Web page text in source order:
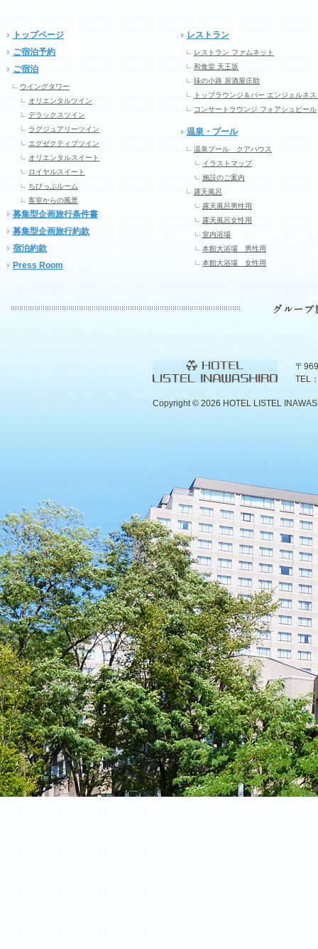
トップページ
ご宿泊予約
ご宿泊
ウイングタワー
オリエンタルツイン
デラックスツイン
ラグジュアリーツイン
エグゼクティブツイン
オリエンタルスイート
ロイヤルスイート
ちびっぷルーム
客室からの風景
募集型企画旅行条件書
募集型企画旅行約款
宿泊約款
Press Room
レストラン
レストラン ファムネット
和食堂 天王坂
味の小路 居酒屋庄助
トップラウンジ＆バー エンジェルネス
コンサートラウンジ フォアシュピール
温泉・プール
温泉プール クアハウス
イラストマップ
施設のご案内
露天風呂
露天風呂男性用
露天風呂女性用
室内浴場
本館大浴場 男性用
本館大浴場 女性用
〒
TEL
Copyright © 2026 HOTEL LISTEL